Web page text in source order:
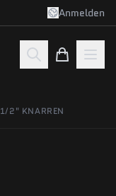
Anmelden
1/2" KNARREN